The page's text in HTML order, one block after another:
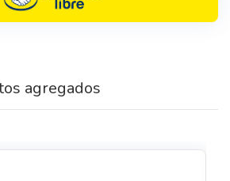
agregados